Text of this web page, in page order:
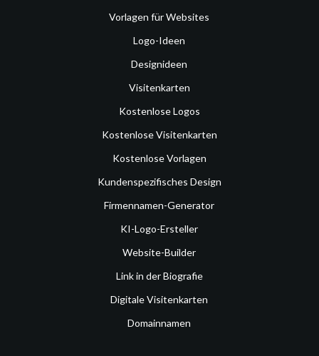
Vorlagen für Websites
Logo-Ideen
Designideen
Visitenkarten
Kostenlose Logos
Kostenlose Visitenkarten
Kostenlose Vorlagen
Kundenspezifisches Design
Firmennamen-Generator
KI-Logo-Ersteller
Website-Builder
Link in der Biografie
Digitale Visitenkarten
Domainnamen